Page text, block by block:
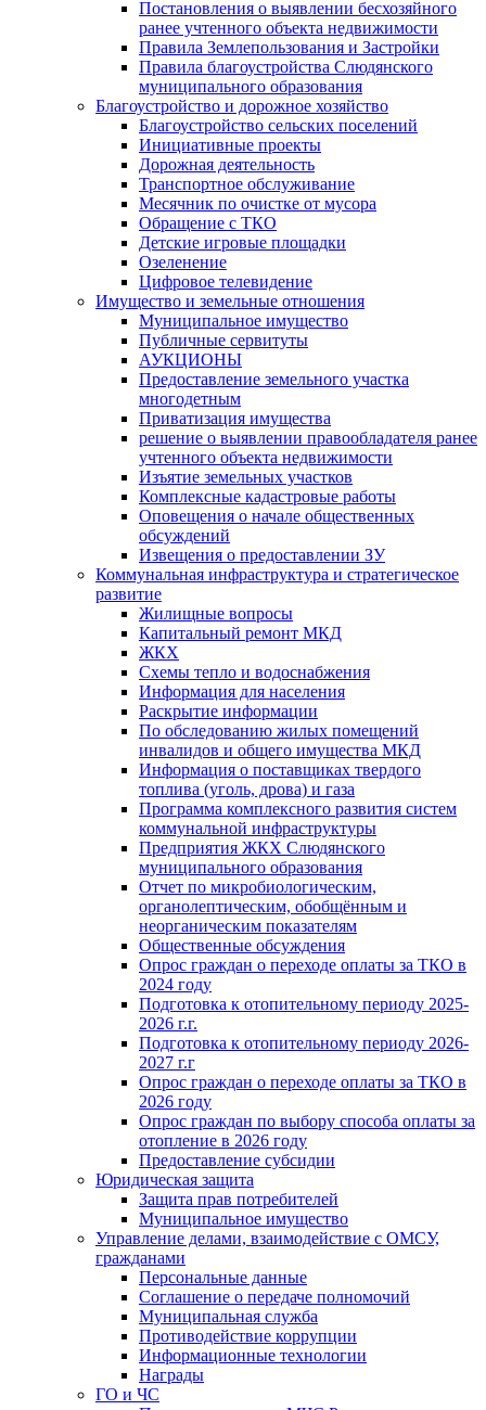
Постановления о выявлении бесхозяйного
ранее учтенного объекта недвижимости
Правила Землепользования и Застройки
Правила благоустройства Слюдянского
муниципального образования
Благоустройство и дорожное хозяйство
Благоустройство сельских поселений
Инициативные проекты
Дорожная деятельность
Транспортное обслуживание
Месячник по очистке от мусора
Обращение с ТКО
Детские игровые площадки
Озеленение
Цифровое телевидение
Имущество и земельные отношения
Муниципальное имущество
Публичные сервитуты
АУКЦИОНЫ
Предоставление земельного участка
многодетным
Приватизация имущества
решение о выявлении правообладателя ранее
учтенного объекта недвижимости
Изъятие земельных участков
Комплексные кадастровые работы
Оповещения о начале общественных
обсуждений
Извещения о предоставлении ЗУ
Коммунальная инфраструктура и стратегическое
развитие
Жилищные вопросы
Капитальный ремонт МКД
ЖКХ
Схемы тепло и водоснабжения
Информация для населения
Раскрытие информации
По обследованию жилых помещений
инвалидов и общего имущества МКД
Информация о поставщиках твердого
топлива (уголь, дрова) и газа
Программа комплексного развития систем
коммунальной инфраструктуры
Предприятия ЖКХ Слюдянского
муниципального образования
Отчет по микробиологическим,
органолептическим, обобщённым и
неорганическим показателям
Общественные обсуждения
Опрос граждан о переходе оплаты за ТКО в
2024 году
Подготовка к отопительному периоду 2025-
2026 г.г.
Подготовка к отопительному периоду 2026-
2027 г.г
Опрос граждан о переходе оплаты за ТКО в
2026 году
Опрос граждан по выбору способа оплаты за
отопление в 2026 году
Предоставление субсидии
Юридическая защита
Защита прав потребителей
Муниципальное имущество
Управление делами, взаимодействие с ОМСУ,
гражданами
Персональные данные
Соглашение о передаче полномочий
Муниципальная служба
Противодействие коррупции
Информационные технологии
Награды
ГО и ЧС